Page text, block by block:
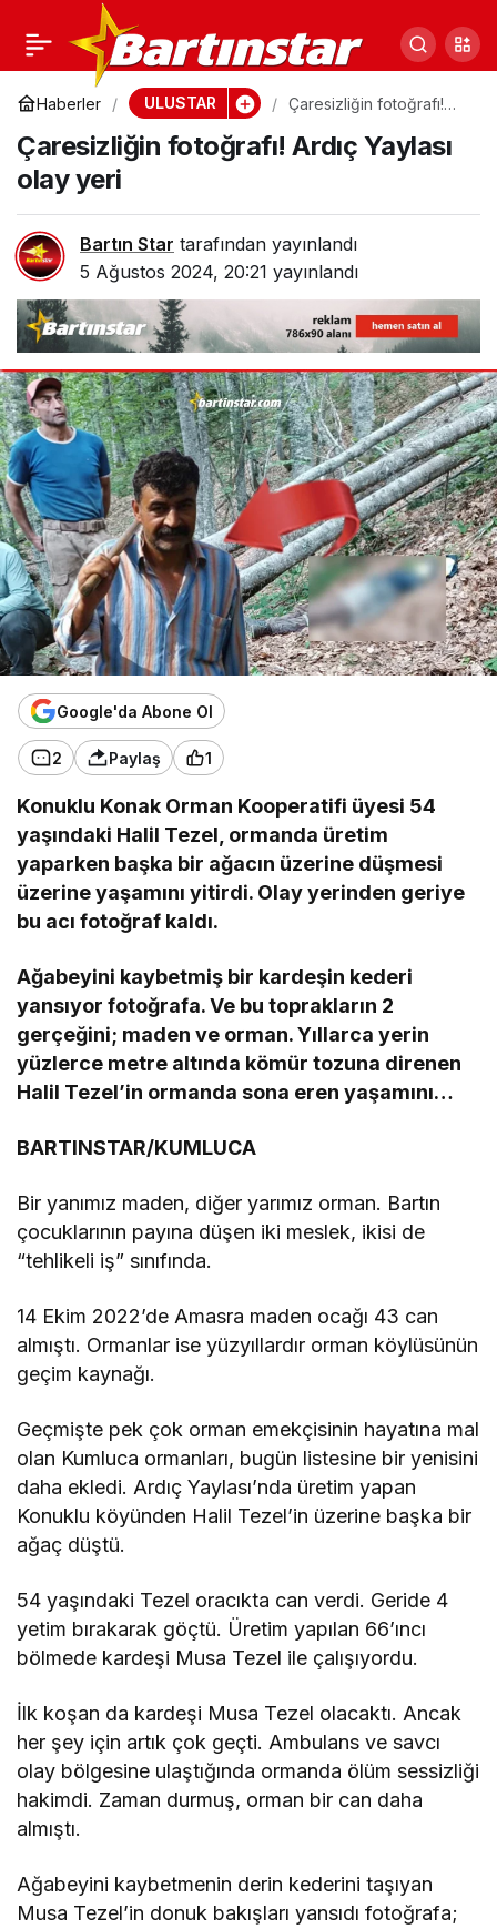
Haberler ULUSTAR
Çaresizliğin fotoğrafı!
Çaresizliğin fotoğrafı! Ardıç Yaylası
olay yeri
Bartın Star tarafından yayınlandı
5 Ağustos 2024, 20:21 yayınlandı
Google'da Abone Ol
2 Paylaş 1
Konuklu Konak Orman Kooperatifi üyesi 54
yaşındaki Halil Tezel, ormanda üretim
yaparken başka bir ağacın üzerine düşmesi
üzerine yaşamını yitirdi. Olay yerinden geriye
bu acı fotoğraf kaldı.
Ağabeyini kaybetmiş bir kardeşin kederi
yansıyor fotoğrafa. Ve bu toprakların 2
gerçeğini; maden ve orman. Yıllarca yerin
yüzlerce metre altında kömür tozuna direnen
Halil Tezel’in ormanda sona eren yaşamını…
BARTINSTAR/KUMLUCA
Bir yanımız maden, diğer yarımız orman. Bartın
çocuklarının payına düşen iki meslek, ikisi de
“tehlikeli iş” sınıfında.
14 Ekim 2022’de Amasra maden ocağı 43 can
almıştı. Ormanlar ise yüzyıllardır orman köylüsünün
geçim kaynağı.
Geçmişte pek çok orman emekçisinin hayatına mal
olan Kumluca ormanları, bugün listesine bir yenisini
daha ekledi. Ardıç Yaylası’nda üretim yapan
Konuklu köyünden Halil Tezel’in üzerine başka bir
ağaç düştü.
54 yaşındaki Tezel oracıkta can verdi. Geride 4
yetim bırakarak göçtü. Üretim yapılan 66’ıncı
bölmede kardeşi Musa Tezel ile çalışıyordu.
İlk koşan da kardeşi Musa Tezel olacaktı. Ancak
her şey için artık çok geçti. Ambulans ve savcı
olay bölgesine ulaştığında ormanda ölüm sessizliği
hakimdi. Zaman durmuş, orman bir can daha
almıştı.
Ağabeyini kaybetmenin derin kederini taşıyan
Musa Tezel’in donuk bakışları yansıdı fotoğrafa;
Kumluca’nın Ardıç
Yaylası’ndan acı haber
0 Paylaş